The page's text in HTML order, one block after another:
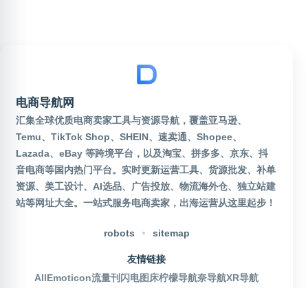
电商导航网
汇集全球优质电商卖家工具与资源导航，覆盖亚马逊、
Temu、TikTok Shop、SHEIN、速卖通、Shopee、
Lazada、eBay 等跨境平台，以及淘宝、拼多多、京东、抖
音电商等国内热门平台。实时更新运营工具、货源批发、补单
资源、美工设计、AI选品、广告投放、物流海外仓、独立站建
站等网址大全。一站式服务电商卖家，出海运营从这里起步！
robots sitemap
友情链接
AllEmoticon流量刊 闪电图床柠檬导航奈导航XR导航